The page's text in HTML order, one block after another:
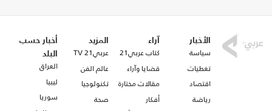
الأخبار
سياسة
تغطيات
اقتصاد
رياضة
آراء
كتاب عربي21
قضايا وآراء
مقالات مختارة
أفكار
المزيد
عربي21 TV
عالم الفن
تكنولوجيا
صحة
أخبار حسب
البلد
العراق
ليبيا
سوريا